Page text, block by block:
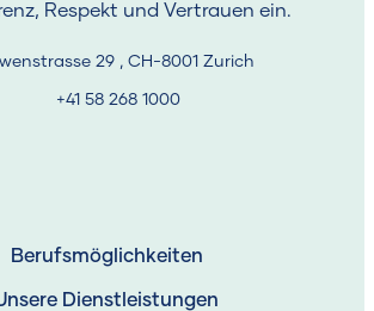
Respekt und Vertrauen ein.
29 , CH-8001 Zurich
+41 58 268 1000
Berufsmöglichkeiten
Dienstleistungen